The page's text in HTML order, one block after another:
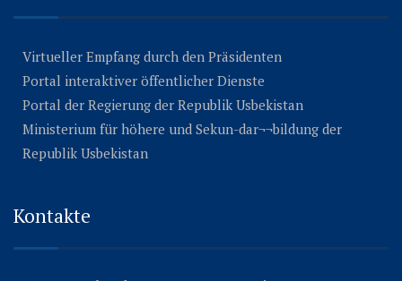
Virtueller Empfang durch den Präsidenten
Portal interaktiver öffentlicher Dienste
Portal der Regierung der Republik Usbekistan
Ministerium für höhere und Sekun-dar¬¬bildung der
Republik Usbekistan
Kontakte